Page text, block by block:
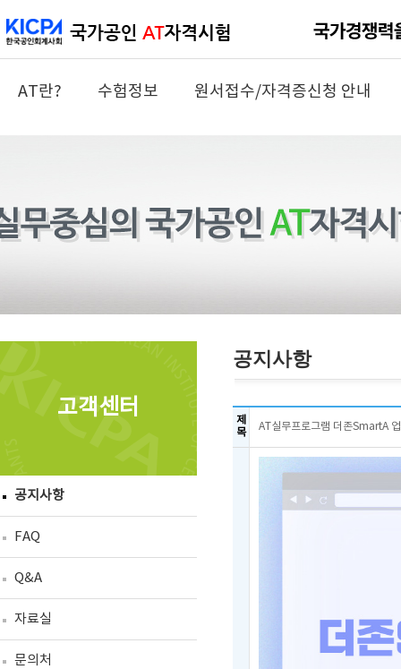
AT란? 수험정보 원서접수/자격증신청 안내
고객센터
공지사항
FAQ
Q&A
자료실
문의처
공지사항
제
목
AT실무프로그램 더존SmartA